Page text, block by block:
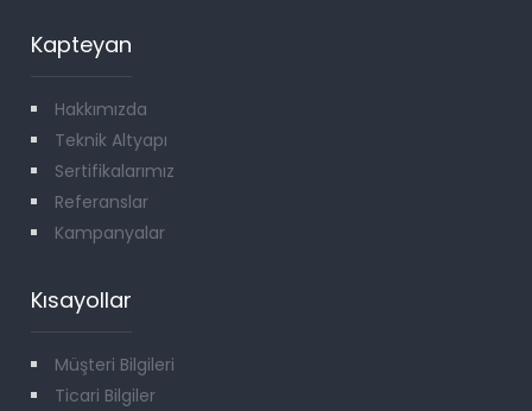
Kapteyan
Hakkımızda
Teknik Altyapı
Sertifikalarımız
Referanslar
Kampanyalar
Kısayollar
Müşteri Bilgileri
Ticari Bilgiler